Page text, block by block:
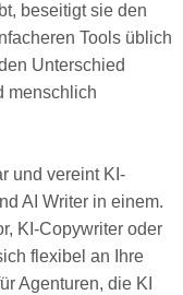
beseitigt sie den
Tools üblich
Unterschied
menschlich
und vereint KI-
AI Writer in einem.
KI-Copywriter oder
flexibel an Ihre
Agenturen, die KI